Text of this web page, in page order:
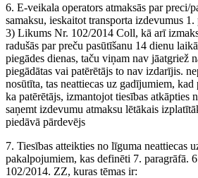
6. E-veikala operators atmaksās par preci/
samaksu, ieskaitot transporta izdevumus
3) Likums Nr. 102/2014 Coll, kā arī
radušās par preču pasūtīšanu 14 dienu
piegādes dienas, taču viņam nav jāatgriež
piegādātas vai patērētājs to nav izdarījis.
nosūtīta, tas neattiecas uz gadījumiem,
ka patērētājs, izmantojot tiesības atkāpties
saņemt izdevumu atmaksu lētākais
piedāvā pārdevējs
7. Tiesības atteikties no līguma neattiecas
pakalpojumiem, kas definēti 7. paragrāfā.
102/2014. ZZ, kuras tēmas ir: